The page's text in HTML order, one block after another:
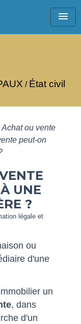
menu
/ État civil
Achat ou vente
peut-on
UNE
?
légale et
ou
d'une
un
, dans
d'un